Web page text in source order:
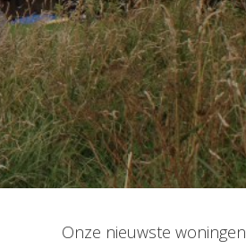
Onze nieuwste woningen